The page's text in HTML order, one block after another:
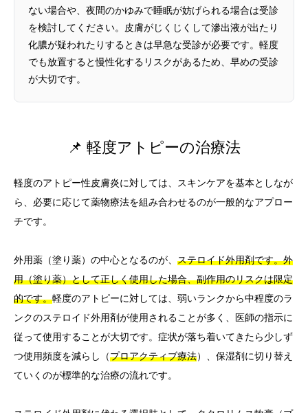
ない場合や、夜間のかゆみで睡眠が妨げられる場合は受診
を検討してください。皮膚がじくじくして滲出液が出たり
化膿が疑われたりするときは早急な受診が必要です。軽度
でも放置すると慢性化するリスクがあるため、早めの受診
が大切です。
📌 軽度アトピーの治療法
軽度のアトピー性皮膚炎に対しては、スキンケアを基本としなが
ら、必要に応じて薬物療法を組み合わせるのが一般的なアプロー
チです。
外用薬（塗り薬）の中心となるのが、 ステロイド外用剤です。外
用（塗り薬）として正しく使用した場合、副作用のリスクは限定
的です。軽度のアトピーに対しては、弱いランクから中程度のラ
ンクのステロイド外用剤が使用されることが多く、医師の指示に
従って使用することが大切です。症状が落ち着いてきたら少しず
つ使用頻度を減らし（プロアクティブ療法）、保湿剤に切り替え
ていくのが標準的な治療の流れです。